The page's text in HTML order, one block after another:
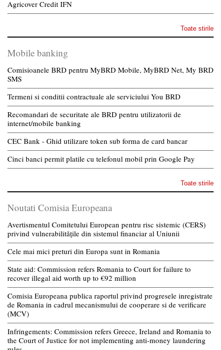
Agricover Credit IFN
Toate stirile
Mobile banking
Comisioanele BRD pentru MyBRD Mobile, MyBRD Net, My BRD
SMS
Termeni si conditii contractuale ale serviciului You BRD
Recomandari de securitate ale BRD pentru utilizatorii de
internet/mobile banking
CEC Bank - Ghid utilizare token sub forma de card bancar
Cinci banci permit platile cu telefonul mobil prin Google Pay
Toate stirile
Noutati Comisia Europeana
Avertismentul Comitetului European pentru risc sistemic (CERS)
privind vulnerabilitățile din sistemul financiar al Uniunii
Cele mai mici preturi din Europa sunt in Romania
State aid: Commission refers Romania to Court for failure to
recover illegal aid worth up to €92 million
Comisia Europeana publica raportul privind progresele inregistrate
de Romania in cadrul mecanismului de cooperare si de verificare
(MCV)
Infringements: Commission refers Greece, Ireland and Romania to
the Court of Justice for not implementing anti-money laundering